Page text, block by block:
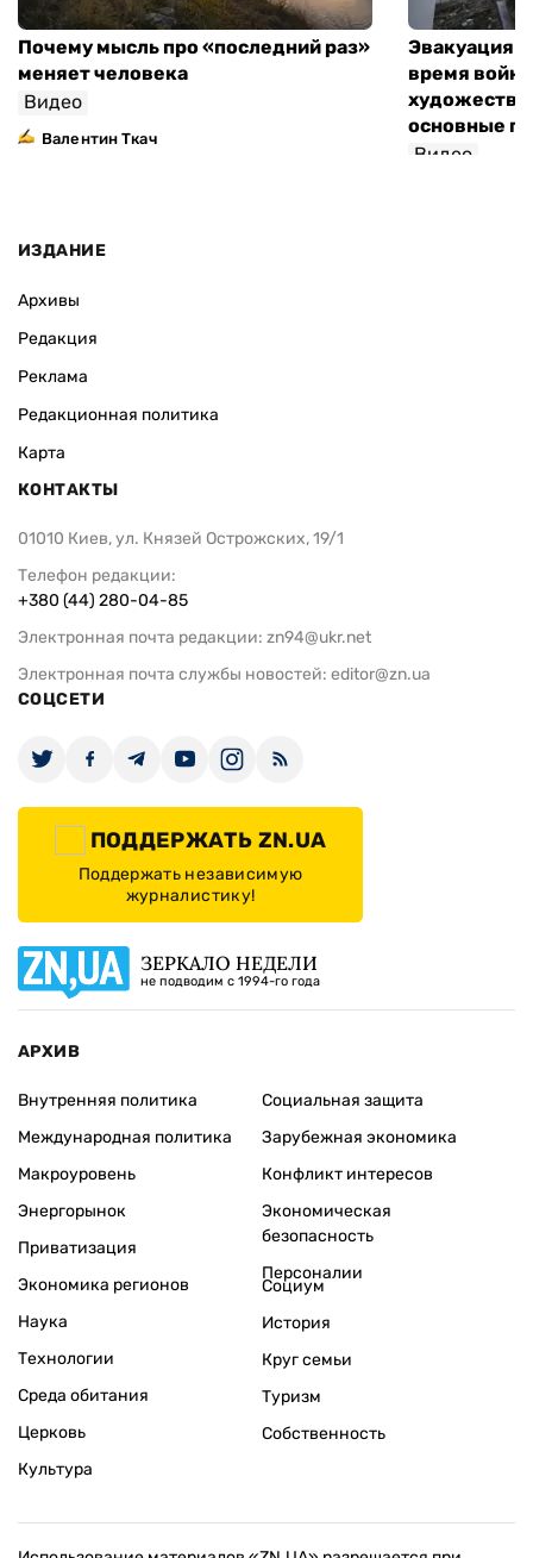
Почему мысль про «последний раз»
меняет человека
Видео
Валентин Ткач
Эвакуация
время
основные
Видео
ИЗДАНИЕ
Архивы
Редакция
Реклама
Редакционная политика
Карта
КОНТАКТЫ
01010 Киев, ул. Князей Острожских, 19/1
Телефон редакции:
+380 (44) 280-04-85
Электронная почта редакции: zn94@ukr.net
Электронная почта службы новостей: editor@zn.ua
СОЦСЕТИ
ПОДДЕРЖАТЬ ZN.UA
Поддержать независимую
журналистику!
ЗЕРКАЛО НЕДЕЛИ
не подводим с 1994-го года
АРХИВ
Внутренняя политика
Международная политика
Макроуровень
Энергорынок
Приватизация
Экономика регионов
Социальная защита
Зарубежная экономика
Конфликт интересов
Экономическая
безопасность
Персоналии
Наука
Технологии
Среда обитания
Церковь
Культура
Социум
История
Круг семьи
Туризм
Собственность